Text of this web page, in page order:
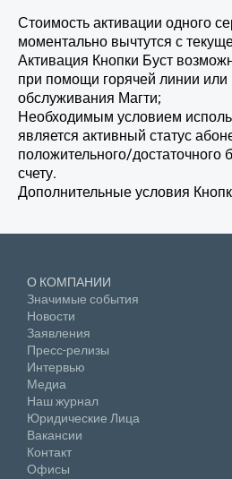
Стоимость активации одного
моментально вычтутся с
Активация Кнопки Буст
при помощи горячей линии
обслуживания Магти;
Необходимым условием
является активный статус
положительного/достаточного
счету.
Дополнительные условия
О КОМПАНИИ
Значимые события
Новости
Заявления
Пресс-релизы
Интервью
Медиа
Наш журнал
Юридические Лица
Вакансии
Контакт
Офисы